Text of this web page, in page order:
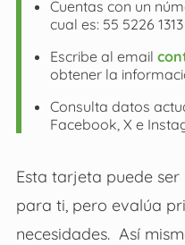
Cuentas con un
cual es: 55 5226
Escribe al email
obtener la
Consulta datos
Facebook, X e
Esta tarjeta puede
para ti, pero evalúa
necesidades. Así